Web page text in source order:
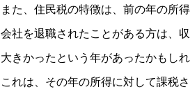
また、住民税の特徴は、前の年の所
会社を退職されたことがある方は、
大きかったという年があったかもしれ
これは、その年の所得に対して課税